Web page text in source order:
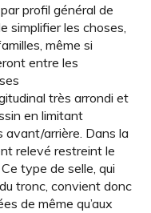
profil général de
simplifier les choses,
même si
entre les
très arrondi et
en limitant
avant/arrière. Dans la
relevé restreint le
type de selle, qui
tronc, convient donc
de même qu’aux